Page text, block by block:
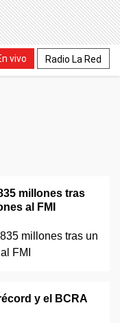
vivo Radio La Red
millones tras
al FMI
y el BCRA